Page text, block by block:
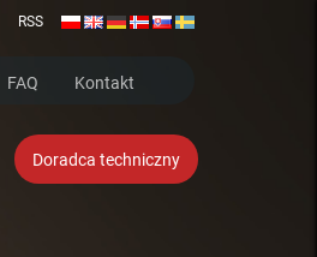
RSS
FAQ Kontakt
Doradca techniczny